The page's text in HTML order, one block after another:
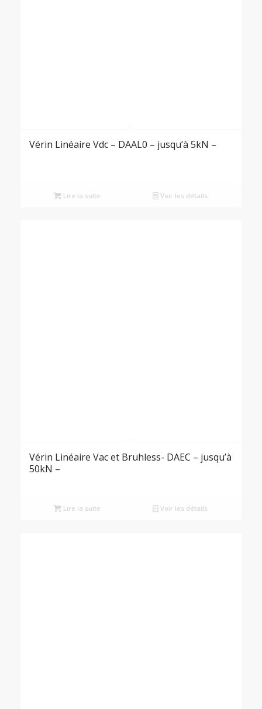
Vérin Linéaire Vdc – DAAL0 – jusqu’à 5kN –
Lire la suite Voir les détails
Vérin Linéaire Vac et Bruhless- DAEC – jusqu’à
50kN –
Lire la suite Voir les détails